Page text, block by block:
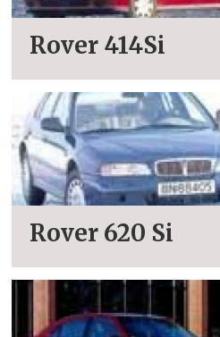
Rover 414Si
Rover 620 Si